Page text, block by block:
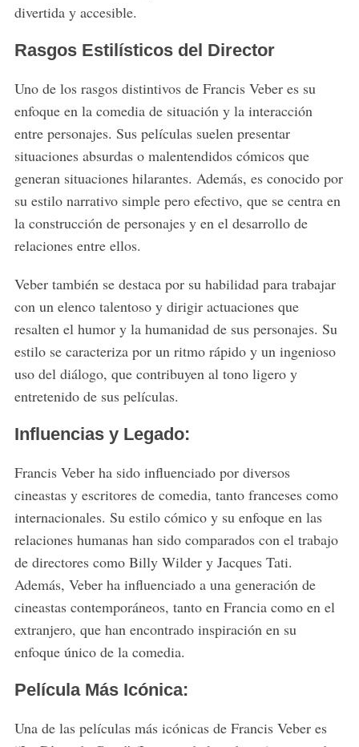
divertida y accesible.
Rasgos Estilísticos del Director
Uno de los rasgos distintivos de Francis Veber es su
enfoque en la comedia de situación y la interacción
entre personajes. Sus películas suelen presentar
situaciones absurdas o malentendidos cómicos que
generan situaciones hilarantes. Además, es conocido por
su estilo narrativo simple pero efectivo, que se centra en
la construcción de personajes y en el desarrollo de
relaciones entre ellos.
Veber también se destaca por su habilidad para trabajar
con un elenco talentoso y dirigir actuaciones que
resalten el humor y la humanidad de sus personajes. Su
estilo se caracteriza por un ritmo rápido y un ingenioso
uso del diálogo, que contribuyen al tono ligero y
entretenido de sus películas.
Influencias y Legado:
Francis Veber ha sido influenciado por diversos
cineastas y escritores de comedia, tanto franceses como
internacionales. Su estilo cómico y su enfoque en las
relaciones humanas han sido comparados con el trabajo
de directores como Billy Wilder y Jacques Tati.
Además, Veber ha influenciado a una generación de
cineastas contemporáneos, tanto en Francia como en el
extranjero, que han encontrado inspiración en su
enfoque único de la comedia.
Película Más Icónica:
Una de las películas más icónicas de Francis Veber es
S
e
a
c
h
f
o